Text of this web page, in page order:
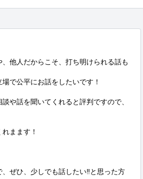
他人だからこそ、打ち明けられる話も
で公平にお話をしたいです！
や話を聞いてくれると評判ですので、
まます！
ぜひ、少しでも話したい‼️と思った方